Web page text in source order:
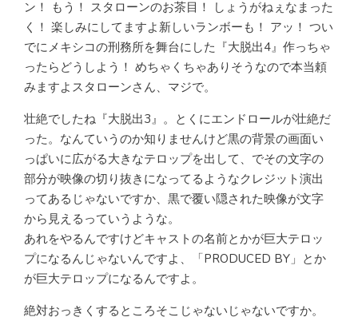
ン！ もう！ スタローンのお茶目！ しょうがねぇなまった
く！ 楽しみにしてますよ新しいランボーも！ アッ！ つい
でにメキシコの刑務所を舞台にした『大脱出4』作っちゃ
ったらどうしよう！ めちゃくちゃありそうなので本当頼
みますよスタローンさん、マジで。
壮絶でしたね『大脱出3』。とくにエンドロールが壮絶だ
った。なんていうのか知りませんけど黒の背景の画面い
っぱいに広がる大きなテロップを出して、でその文字の
部分が映像の切り抜きになってるようなクレジット演出
ってあるじゃないですか、黒で覆い隠された映像が文字
から見えるっていうような。
あれをやるんですけどキャストの名前とかが巨大テロッ
プになるんじゃないんですよ、「PRODUCED BY」とか
が巨大テロップになるんですよ。
絶対おっきくするところそこじゃないじゃないですか。